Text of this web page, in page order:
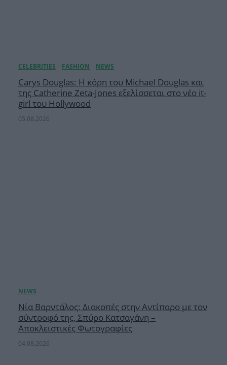
Carys Douglas: Η κόρη τoυ Michael Douglas και
της Catherine Zeta-Jones εξελίσσεται στο νέο it-
girl του Hollywood
05.08.2026
Νία Βαρντάλος: Διακοπές στην Αντίπαρο με τον
σύντροφό της, Σπύρο Κατσαγάνη –
Αποκλειστικές Φωτογραφίες
04.08.2026